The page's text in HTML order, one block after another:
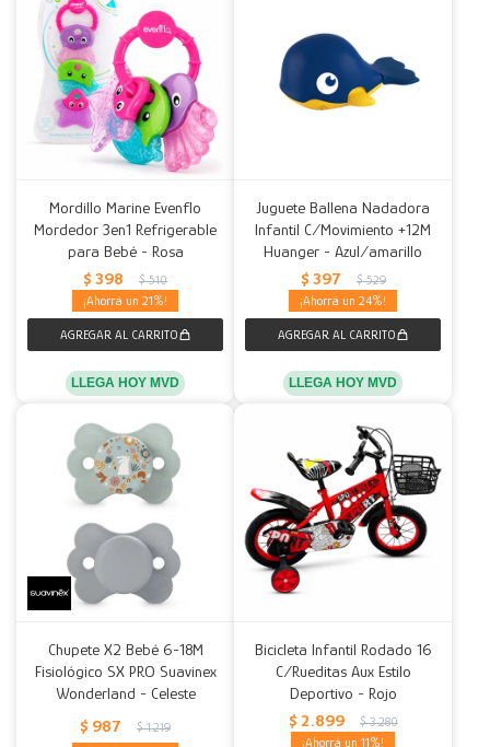
Mordillo Marine Evenflo
Mordedor 3en1 Refrigerable
para Bebé - Rosa
$ 398 $ 510
21
LLEGA HOY MVD
Juguete Ballena Nadadora
Infantil C/Movimiento +12M
Huanger - Azul/amarillo
$ 397 $ 529
24
LLEGA HOY MVD
Chupete X2 Bebé 6-18M
Fisiológico SX PRO Suavinex
Wonderland - Celeste
$ 987 $ 1.219
Bicicleta Infantil Rodado 16
C/Rueditas Aux Estilo
Deportivo - Rojo
$ 2.899 $ 3.280
11